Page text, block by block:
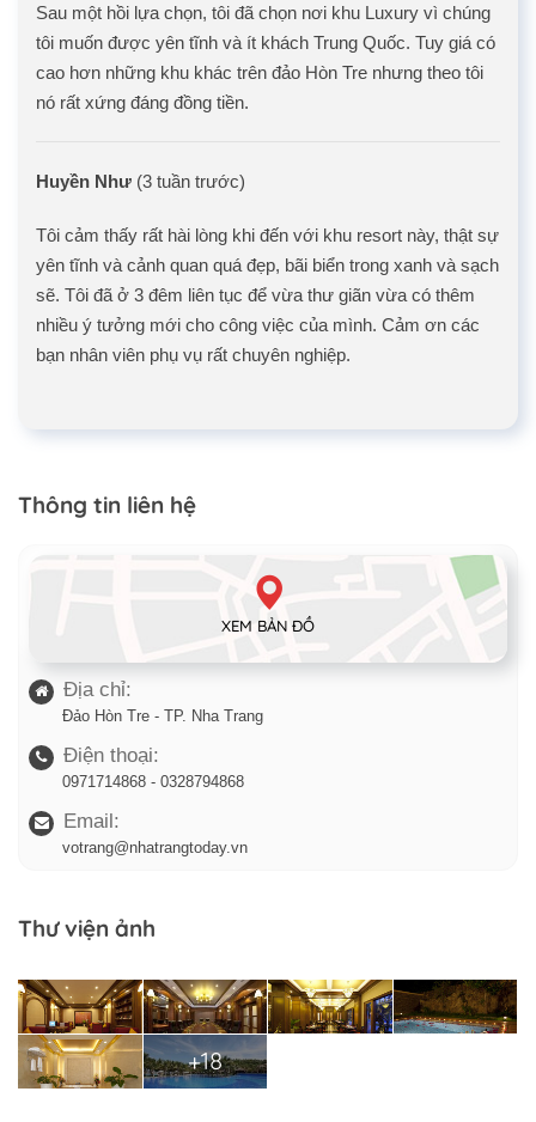
Sau một hồi lựa chọn, tôi đã chọn nơi khu Luxury vì chúng
tôi muốn được yên tĩnh và ít khách Trung Quốc. Tuy giá có
cao hơn những khu khác trên đảo Hòn Tre nhưng theo tôi
nó rất xứng đáng đồng tiền.
Huyền Như (3 tuần trước)
Tôi cảm thấy rất hài lòng khi đến với khu resort này, thật sự
yên tĩnh và cảnh quan quá đẹp, bãi biển trong xanh và sạch
sẽ. Tôi đã ở 3 đêm liên tục để vừa thư giãn vừa có thêm
nhiều ý tưởng mới cho công việc của mình. Cảm ơn các
bạn nhân viên phụ vụ rất chuyên nghiệp.
Thông tin liên hệ
XEM BẢN ĐỒ
Địa chỉ:
Đảo Hòn Tre - TP. Nha Trang
Điện thoại:
0971714868 - 0328794868
Email:
votrang@nhatrangtoday.vn
Thư viện ảnh
+18